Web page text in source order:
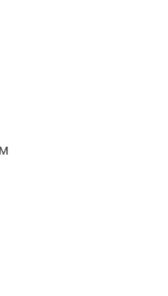
на связь.
на базе
максимально
клиентов
Для
SIP-учётную
с софтфоном